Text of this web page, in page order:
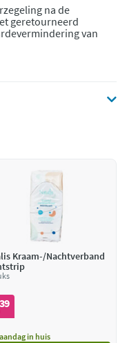
na de
geretourneerd
van
Kraam-/Nachtverband
39
in huis